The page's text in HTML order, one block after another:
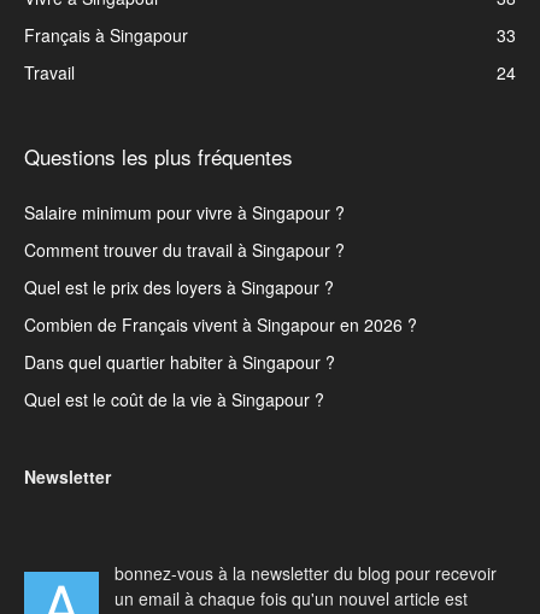
Français à Singapour
33
Travail
24
Questions les plus fréquentes
Salaire minimum pour vivre à Singapour ?
Comment trouver du travail à Singapour ?
Quel est le prix des loyers à Singapour ?
Combien de Français vivent à Singapour en 2026 ?
Dans quel quartier habiter à Singapour ?
Quel est le coût de la vie à Singapour ?
Newsletter
bonnez-vous à la newsletter du blog pour recevoir
un email à chaque fois qu'un nouvel article est